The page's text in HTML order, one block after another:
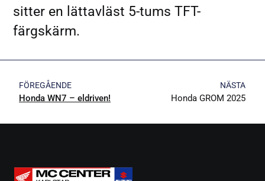
sitter en lättavläst 5-tums TFT-
färgskärm.
FÖREGÅENDE
Honda WN7 – eldriven!
NÄSTA
Honda GROM 2025